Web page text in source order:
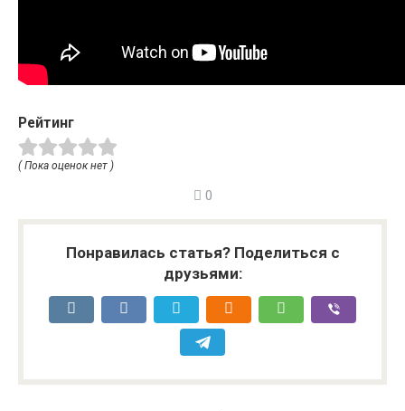
Рейтинг
( Пока оценок нет )
0
Понравилась статья? Поделиться с
друзьями: